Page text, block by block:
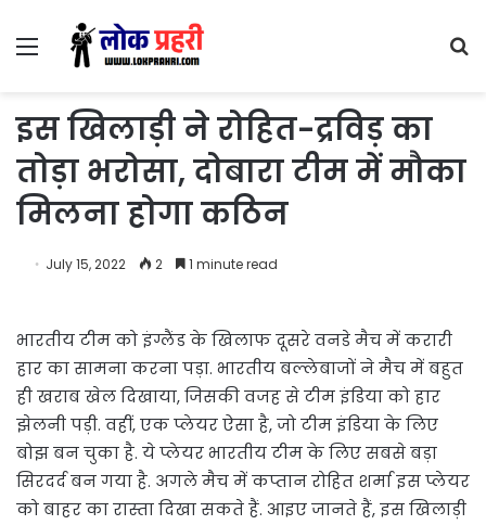
Menu
इस खिलाड़ी ने रोहित-द्रविड़ का
तोड़ा भरोसा, दोबारा टीम में मौका
मिलना होगा कठिन
July 15, 2022 2 1 minute read
भारतीय टीम को इंग्लैंड के खिलाफ दूसरे वनडे मैच में करारी
हार का सामना करना पड़ा. भारतीय बल्लेबाजों ने मैच में बहुत
ही खराब खेल दिखाया, जिसकी वजह से टीम इंडिया को हार
झेलनी पड़ी. वहीं, एक प्लेयर ऐसा है, जो टीम इंडिया के लिए
बोझ बन चुका है. ये प्लेयर भारतीय टीम के लिए सबसे बड़ा
सिरदर्द बन गया है. अगले मैच में कप्तान रोहित शर्मा इस प्लेयर
को बाहर का रास्ता दिखा सकते हैं. आइए जानते हैं, इस खिलाड़ी